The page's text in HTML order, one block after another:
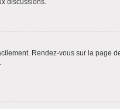
discussions.
Rendez-vous sur la page